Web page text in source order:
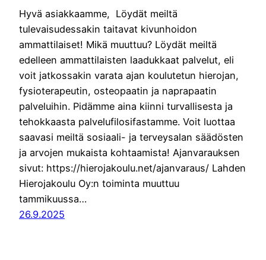
Hyvä asiakkaamme, Löydät meiltä
tulevaisudessakin taitavat kivunhoidon
ammattilaiset! Mikä muuttuu? Löydät meiltä
edelleen ammattilaisten laadukkaat palvelut, eli
voit jatkossakin varata ajan koulutetun hierojan,
fysioterapeutin, osteopaatin ja naprapaatin
palveluihin. Pidämme aina kiinni turvallisesta ja
tehokkaasta palvelufilosifastamme. Voit luottaa
saavasi meiltä sosiaali- ja terveysalan säädösten
ja arvojen mukaista kohtaamista! Ajanvarauksen
sivut: https://hierojakoulu.net/ajanvaraus/ Lahden
Hierojakoulu Oy:n toiminta muuttuu
tammikuussa…
26.9.2025